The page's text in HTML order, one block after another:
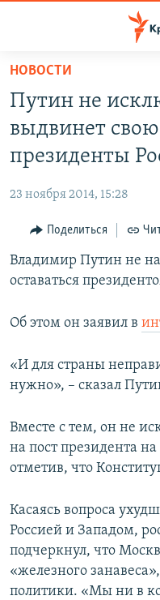
Вернуться
основному
содержанию
главной
навигации
Вернутся
поиску
СПЕЦПРОЕКТЫ
11 ЛЕТ ОККУПАЦИИ
ЕЩЕ
ИНТЕРАКТИВ
ИНФОГРАФИКА
ТЕЛЕПРОЕКТ КРЫМ.РЕАЛИИ
СОВЕТЫ
ПОБЕДИТЕЛЕЙ НЕ СУДЯТ?
УКРАИНСКАЯ ПРОБЛЕМА
РАДІО СВОБОДА
КАК ОБОЙТИ
ПРИСОЕДИНЯЙТЕСЬ!
НОВОСТИ
Путин не
выдвинет
президенты
23 ноября 2014, 15:28
Поделиться
Владимир Путин не
оставаться
Об этом он заявил в
«И для страны
нужно», – сказал
Вместе с тем, он не
на пост президента
отметив, что
Касаясь вопроса
Россией и Западом,
подчеркнул, что
«железного
политики. «Мы ни в